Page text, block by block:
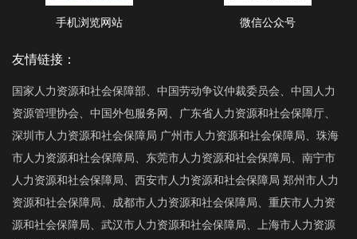
手机浏览网站 微信公众号
友情链接：
国家人力资源和社会保障部、中国劳动争议仲裁委员会、中国人力
资源管理协会、中国外包服务网、广东省人力资源和社会保障厅、
深圳市人力资源和社会保障局 广州市人力资源和社会保障局、珠海
市人力资源和社会保障局、东莞市人力资源和社会保障局、南宁市
人力资源和社会保障局、西安市人力资源和社会保障局 郑州市人力
资源和社会保障局、成都市人力资源和社会保障局、重庆市人力资
源和社会保障局、武汉市人力资源和社会保障局、上海市人力资源